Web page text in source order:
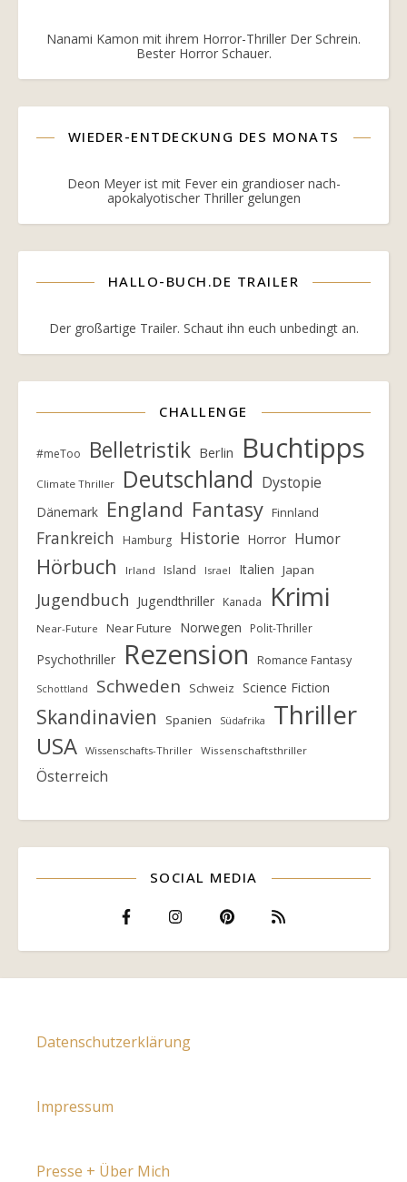
Nanami Kamon mit ihrem Horror-Thriller Der Schrein.
Bester Horror Schauer.
WIEDER-ENTDECKUNG DES MONATS
Deon Meyer ist mit Fever ein grandioser nach-
apokalyotischer Thriller gelungen
HALLO-BUCH.DE TRAILER
Der großartige Trailer. Schaut ihn euch unbedingt an.
CHALLENGE
#meToo Belletristik Berlin Buchtipps
Climate Thriller Deutschland Dystopie
Dänemark England Fantasy Finnland
Frankreich Hamburg Historie Horror Humor
Hörbuch Irland Island Israel Italien Japan
Jugendbuch Jugendthriller Kanada Krimi
Near-Future Near Future Norwegen Polit-Thriller
Psychothriller Rezension Romance Fantasy
Schottland Schweden Schweiz Science Fiction
Skandinavien Spanien Südafrika Thriller
USA Wissenschafts-Thriller Wissenschaftsthriller
Österreich
SOCIAL MEDIA
Datenschutzerklärung
Impressum
Presse + Über Mich